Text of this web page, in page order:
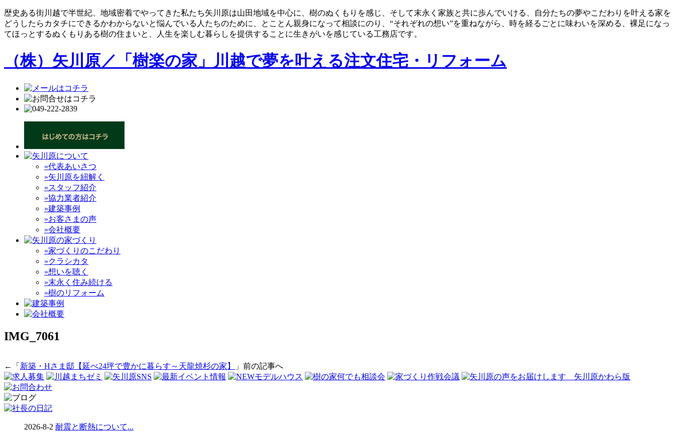
歴史ある街川越で半世紀、地域密着でやってきた私たち矢川原は山田地域を中心に、樹のぬくもりを感じ、そして末永く家族と共に歩んでいける、自分たちの夢やこだわりを叶える家を
どうしたらカタチにできるかわからないと悩んでいる人たちのために、とことん親身になって相談にのり、“それぞれの想い”を重ねながら、時を経るごとに味わいを深める、裸足になっ
てほっとするぬくもりある樹の住まいと、人生を楽しむ暮らしを提供することに生きがいを感じている工務店です。
（株）矢川原／「樹楽の家」川越で夢を叶える注文住宅・リフォーム
»代表あいさつ
»矢川原を紐解く
»スタッフ紹介
»協力業者紹介
»建築事例
»お客さまの声
»会社概要
»家づくりのこだわり
»クラシカタ
»想いを聴く
»末永く住み続ける
»樹のリフォーム
IMG_7061
←「 新築・Hさま邸【延べ24坪で豊かに暮らす～天龍焼杉の家】 」前の記事へ
2026-8-2 耐震と断熱について...